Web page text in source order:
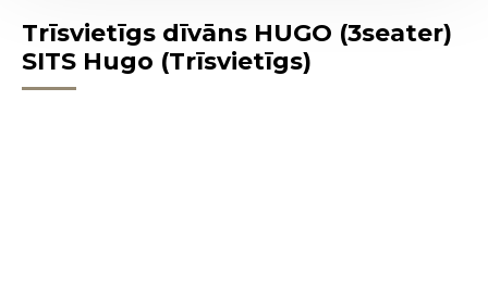
Trīsvietīgs dīvāns HUGO (3seater)
SITS Hugo (Trīsvietīgs)